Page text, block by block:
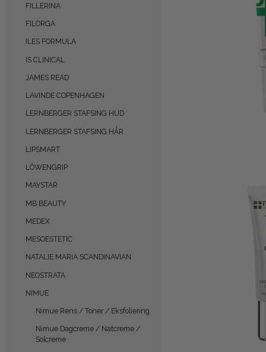
FILLERINA
FILORGA
ILES FORMULA
IS CLINICAL
JAMES READ
LAVINDE COPENHAGEN
LERNBERGER STAFSING HUD
LERNBERGER STAFSING HÅR
LIPSMART
LÔWENGRIP
MAYSTAR
MB BEAUTY
MEDEX
MESOESTETIC
NATALIE MARIA SCANDINAVIAN
NEOSTRATA
NIMUE
Nimue Rens / Toner / Eksfoliering
Nimue Dagcreme / Natcreme /
Solcreme